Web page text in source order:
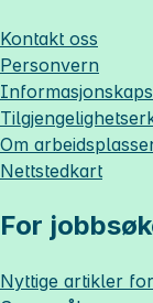
Kontakt oss
Personvern
Om
Nettstedkart
For
Nyttige artikler